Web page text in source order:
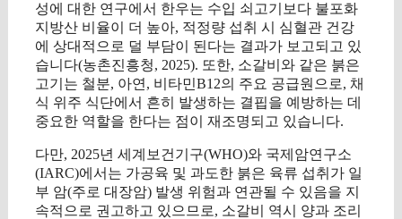
성에 대한 연구에서 한우는 수입 쇠고기보다 불포화
지방산 비율이 더 높아, 적정량 섭취 시 심혈관 건강
에 상대적으로 덜 부담이 된다는 결과가 보고되고 있
습니다(농촌진흥청, 2025). 또한, 소갈비와 같은 붉은
고기는 철분, 아연, 비타민B12의 주요 공급원으로, 채
식 위주 식단에서 흔히 발생하는 결핍을 예방하는 데
중요한 역할을 한다는 점이 재조명되고 있습니다.
다만, 2025년 세계보건기구(WHO)와 국제암연구소
(IARC)에서는 가공육 및 과도한 붉은 육류 섭취가 일
부 암(주로 대장암) 발생 위험과 연관될 수 있음을 지
속적으로 권고하고 있으므로, 소갈비 역시 양과 조리